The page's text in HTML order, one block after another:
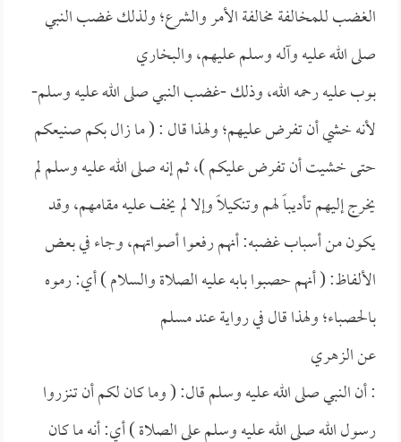
الغضب للمخالفة مخالفة الأمر والشرع؛ ولذلك غضب النبي
صلى الله عليه وآله وسلم عليهم، والبخاري
بوب عليه رحمه الله، وذلك -غضب النبي صلى الله عليه وسلم-
لأنه خشي أن تفرض عليهم؛ ولهذا قال : (ما زال بكم صنيعكم
حتى خشيت أن تفرض عليكم )، ثم إنه صلى الله عليه وسلم لم
يخرج إليهم تأديباً لهم وتنكيلاً وإلا لم يخف عليه مقامهم، وقد
يكون من أسباب غضبه: أنهم رفعوا أصواتهم، وجاء في بعض
الألفاظ: (أنهم حصبوا بابه عليه الصلاة والسلام ) أي: رموه
بالحصباء؛ ولهذا قال في رواية عندمسلم
عنالزهري
: أن النبي صلى الله عليه وسلم قال: (وما كان لكم أن تنزروا
رسول الله صلى الله عليه وسلم على الصلاة ) أي: أنه ما كان